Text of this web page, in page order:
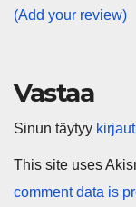
(Add your review)
Vastaa
Sinun täytyy
This site uses
comment data is